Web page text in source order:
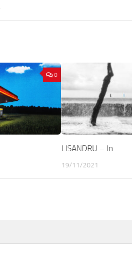
0
LISANDRU – In
19/11/2021